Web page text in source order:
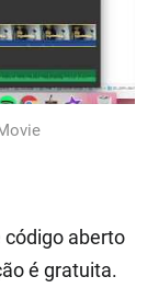
código aberto
é gratuita.